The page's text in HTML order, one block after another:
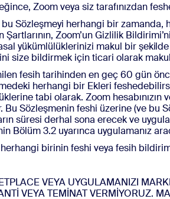
Zoom veya siz tarafınızdan
bu Sözleşmeyi herhangi bir zamanda,
Şartlarının, Zoom’un Gizlilik
yükümlülüklerinizi makul bir
size bildirmek için ticari olarak
fesih tarihinden en geç 60 gün
herhangi bir Ekleri
tabi olarak. Zoom
Bu Sözleşmenin feshi üzerine (ve bu
süresi derhal sona erecek ve
Bölüm 3.2 uyarınca uygulamanız
birinin feshi veya fesih
VEYA UYGULAMANIZI
VEYA TEMİNAT VERMİYORUZ.